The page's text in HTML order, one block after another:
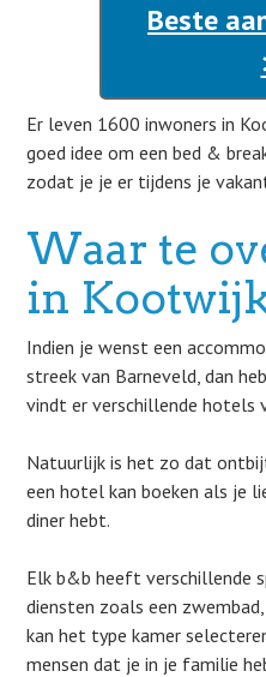
Beste
Er leven 1600 inwoners in
goed idee om een bed &
zodat je je er tijdens je
Waar te
in
Indien je wenst een
streek van Barneveld, dan
vindt er verschillende hotels
Natuurlijk is het zo dat
een hotel kan boeken als je
diner hebt.
Elk b&b heeft verschillende
diensten zoals een
kan het type kamer
mensen dat je in je familie